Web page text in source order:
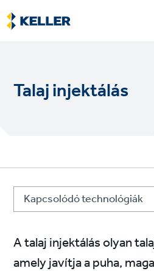
Skip
to
main
Talaj injektálás
Kapcsolódó technológiák
A talaj injektálás olyan
amely javítja a puha,